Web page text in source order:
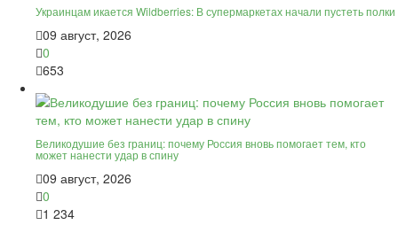
Украинцам икается Wildberries: В супермаркетах начали пустеть полки
09 август, 2026
0
653
Великодушие без границ: почему Россия вновь помогает тем, кто
может нанести удар в спину
09 август, 2026
0
1 234